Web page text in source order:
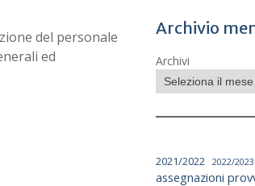
del personale
ed
Archivio
Archivi
2021/2022 2022/2023
assegnazioni